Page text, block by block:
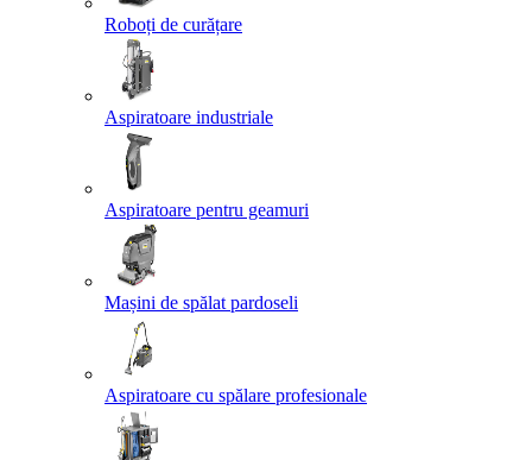
Roboți de curățare
Aspiratoare industriale
Aspiratoare pentru geamuri
Mașini de spălat pardoseli
Aspiratoare cu spălare profesionale